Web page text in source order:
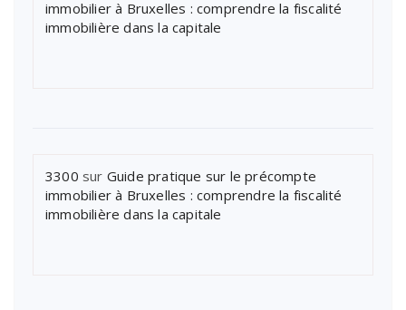
immobilier à Bruxelles : comprendre la fiscalité
immobilière dans la capitale
3300 sur Guide pratique sur le précompte
immobilier à Bruxelles : comprendre la fiscalité
immobilière dans la capitale